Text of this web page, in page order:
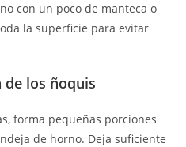
con un poco de manteca o
la superficie para evitar
de los ñoquis
forma pequeñas porciones
de horno. Deja suficiente